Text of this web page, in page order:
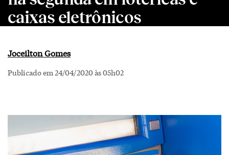
caixas eletrônicos
Joceilton Gomes
Publicado em 24/04/2020 às 05h02